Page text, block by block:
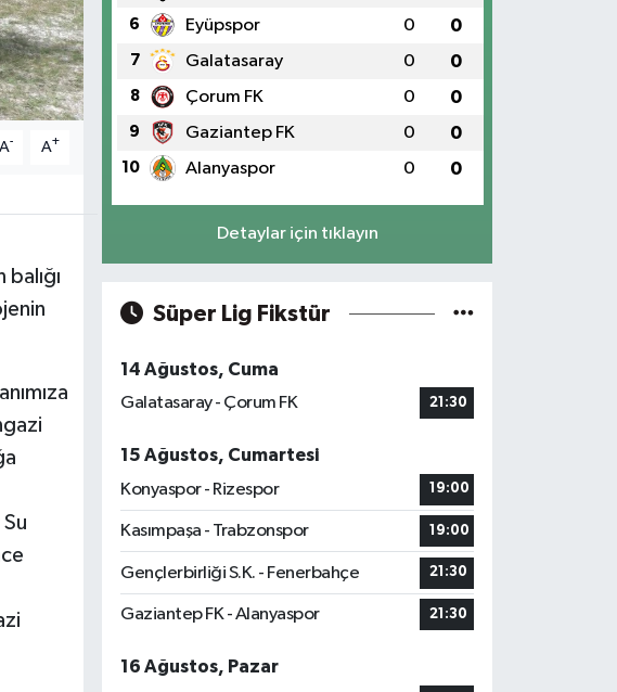
A- A+
6 Eyüpspor 0 0
7 Galatasaray 0 0
8 Çorum FK 0 0
9 Gaziantep FK 0 0
10 Alanyaspor 0 0
Detaylar için tıklayın
Süper Lig Fikstür
14 Ağustos, Cuma
Galatasaray - Çorum FK
21:30
15 Ağustos, Cumartesi
Konyaspor - Rizespor
19:00
Kasımpaşa - Trabzonspor 19:00
Gençlerbirliği S.K. - Fenerbahçe 21:30
Gaziantep FK - Alanyaspor 21:30
16 Ağustos, Pazar